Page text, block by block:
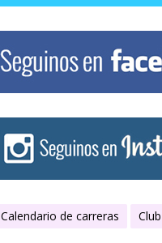
Calendario de carreras